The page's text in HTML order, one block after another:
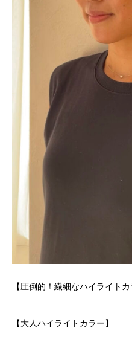
【圧倒的！繊細なハイライトカ
【大人ハイライトカラー】